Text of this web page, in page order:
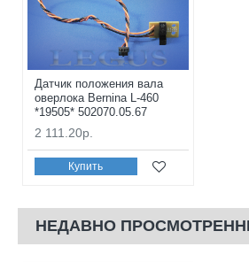
Датчик положения вала
оверлока Bernina L-460
*19505* 502070.05.67
2 111.20р.
Купить
НЕДАВНО